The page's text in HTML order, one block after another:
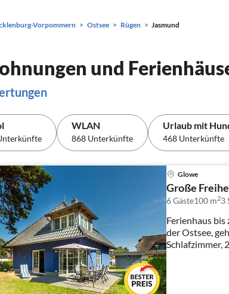
Vorpommern Ostsee Rügen Jasmund
und
WLAN
868 Unterkünfte
Urlaub mit
468 Unterkünfte
Glowe
Große
6 Gäste100 m23
Ferienhaus bis
der Ostsee,
Schlafzimmer,